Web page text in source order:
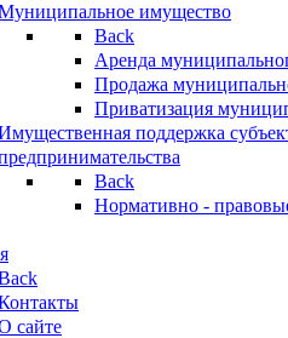
имущество
Back
Аренда
Продажа
Приватизация
поддержка
Back
Нормативно -
сайте